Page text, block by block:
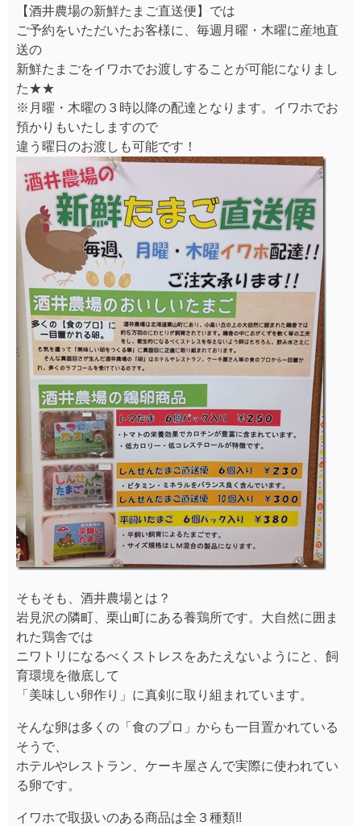
【酒井農場の新鮮たまご直送便】では
ご予約をいただいたお客様に、毎週月曜・木曜に産地直
送の
新鮮たまごをイワホでお渡しすることが可能になりまし
た★★
※月曜・木曜の３時以降の配達となります。イワホでお
預かりもいたしますので
違う曜日のお渡しも可能です！
そもそも、酒井農場とは？
岩見沢の隣町、栗山町にある養鶏所です。大自然に囲ま
れた鶏舎では
ニワトリになるべくストレスをあたえないようにと、飼
育環境を徹底して
「美味しい卵作り」に真剣に取り組まれています。
そんな卵は多くの「食のプロ」からも一目置かれている
そうで、
ホテルやレストラン、ケーキ屋さんで実際に使われてい
る卵です。
イワホで取扱いのある商品は全３種類!!